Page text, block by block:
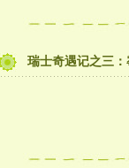
瑞士奇遇记之三